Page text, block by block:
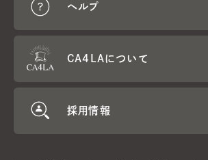
ヘルプ
CA4LAについて
採用情報